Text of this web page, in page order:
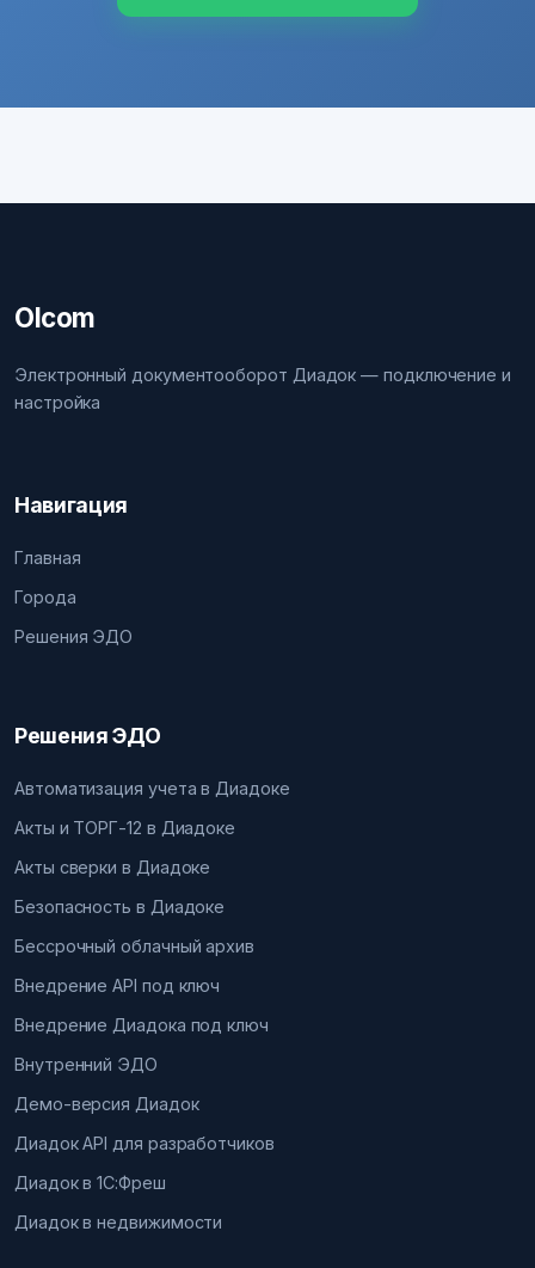
Olcom
Электронный документооборот Диадок — подключение и
настройка
Навигация
Главная
Города
Решения ЭДО
Решения ЭДО
Автоматизация учета в Диадоке
Акты и ТОРГ-12 в Диадоке
Акты сверки в Диадоке
Безопасность в Диадоке
Бессрочный облачный архив
Внедрение API под ключ
Внедрение Диадока под ключ
Внутренний ЭДО
Демо-версия Диадок
Диадок API для разработчиков
Диадок в 1С:Фреш
Диадок в недвижимости